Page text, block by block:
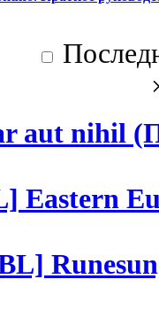
aut nihil
Eastern